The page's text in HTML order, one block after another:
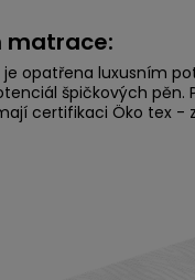
matrace:
opatřena luxusním
špičkových pěn.
certifikaci Öko tex -